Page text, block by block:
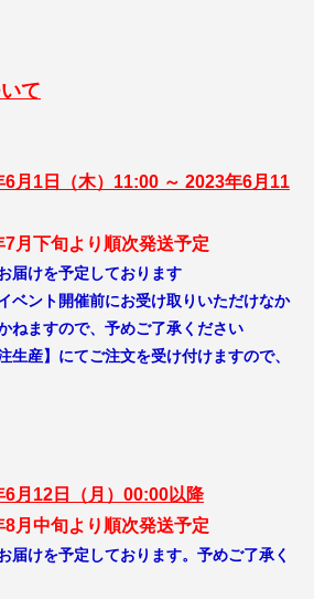
て
6月1日（木）11:00 ～ 2023年6月11
7月下旬より順次発送予定
届けを予定しております
ント開催前にお受け取りいただけなか
ねますので、予めご了承ください
産】にてご注文を受け付けますので、
6月12日（月）00:00以降
8月中旬より順次発送予定
届けを予定しております。予めご了承く